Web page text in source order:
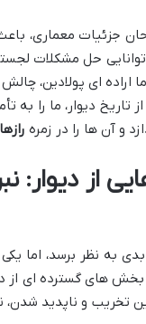
جزئیات معماری،
توانایی حل مشکلات
اراده ای پولادین،
دیوار، ما را به
و آن ها را در زمره
دیوار:
به نظر برسد، اما یکی
های گسترده ای از
تخریب و ناپدید